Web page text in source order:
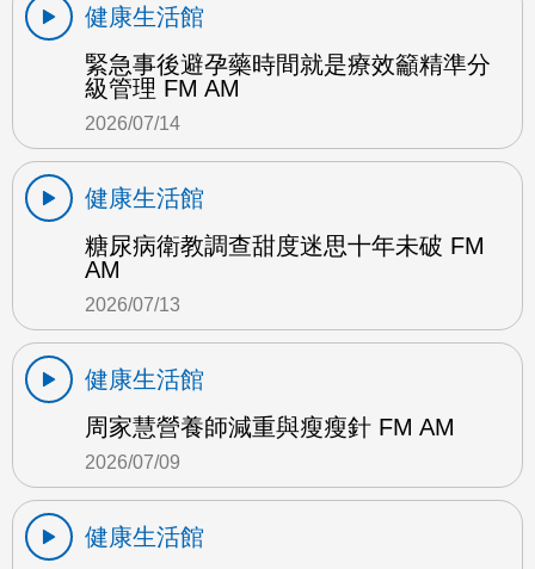
健康生活館
緊急事後避孕藥時間就是療效籲精準分
級管理 FM AM
2026/07/14
健康生活館
糖尿病衛教調查甜度迷思十年未破 FM
AM
2026/07/13
健康生活館
周家慧營養師減重與瘦瘦針 FM AM
2026/07/09
健康生活館